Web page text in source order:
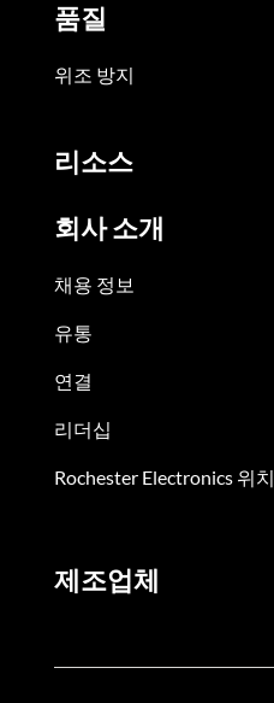
품질
위조 방지
리소스
회사 소개
채용 정보
유통
연결
리더십
Rochester Electronics 위치
제조업체